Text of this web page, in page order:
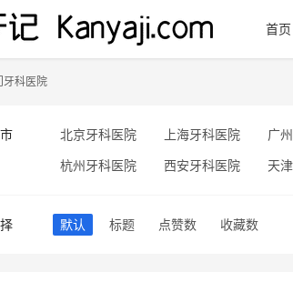
首页
牙科医院
北京牙科医院 上海牙科医院 广
杭州牙科医院
西安牙科医院 天
默认 标题 点赞数 收藏数